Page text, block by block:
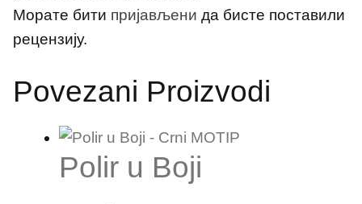
Морате бити пријављени да бисте поставили
рецензију.
Povezani Proizvodi
Polir u Boji